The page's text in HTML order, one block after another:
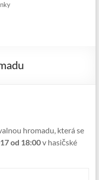
hromadu, která se
od 18:00v hasičské